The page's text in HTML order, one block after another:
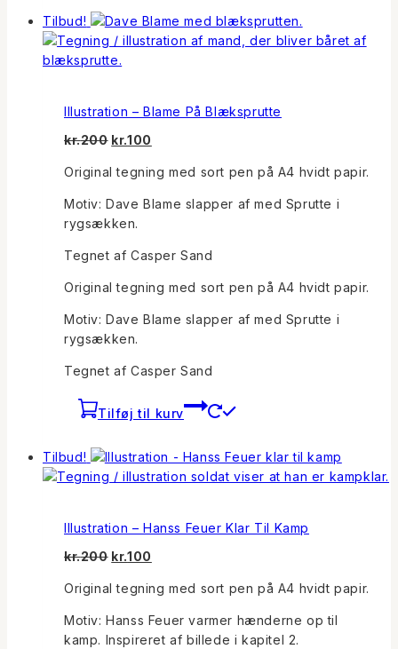
Tilbud!
Illustration – Blame På Blæksprutte
kr.200 Den
pris
var:
kr.200.
kr.100
pris
er:
Original tegning med sort pen på A4 hvidt papir.
Motiv: Dave Blame slapper af med Sprutte i
rygsækken.
Tegnet af Casper Sand
Original tegning med sort pen på A4 hvidt papir.
Motiv: Dave Blame slapper af med Sprutte i
rygsækken.
Tegnet af Casper Sand
Tilføj til kurv
Tilbud!
Illustration – Hanss Feuer Klar Til Kamp
kr.200 Den
pris
var:
kr.200.
kr.100
pris
er:
kr.100.
Original tegning med sort pen på A4 hvidt papir.
Motiv: Hanss Feuer varmer hænderne op til
kamp. Inspireret af billede i kapitel 2.